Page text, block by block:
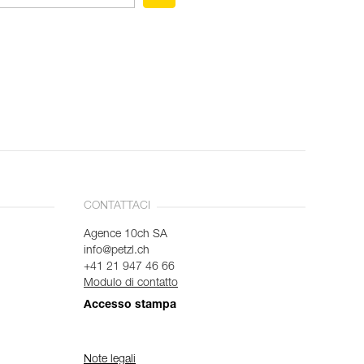
CONTATTACI
Agence 10ch SA
info@petzl.ch
+41 21 947 46 66
Modulo di contatto
Accesso stampa
Note legali